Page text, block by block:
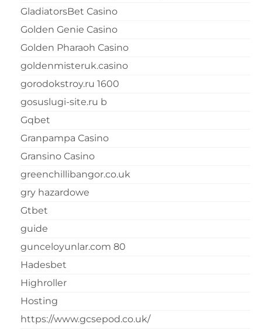
GladiatorsBet Casino
Golden Genie Casino
Golden Pharaoh Casino
goldenmisteruk.casino
gorodokstroy.ru 1600
gosuslugi-site.ru b
Gqbet
Granpampa Casino
Gransino Casino
greenchillibangor.co.uk
gry hazardowe
Gtbet
guide
gunceloyunlar.com 80
Hadesbet
Highroller
Hosting
https://www.gcsepod.co.uk/